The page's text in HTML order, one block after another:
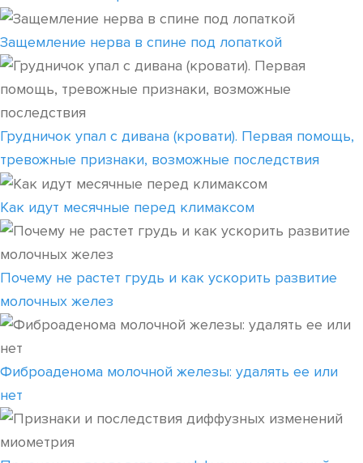
Защемление нерва в спине под лопаткой
Грудничок упал с дивана (кровати). Первая помощь,
тревожные признаки, возможные последствия
Как идут месячные перед климаксом
Почему не растет грудь и как ускорить развитие
молочных желез
Фиброаденома молочной железы: удалять ее или
нет